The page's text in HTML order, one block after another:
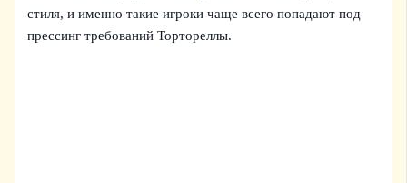
стиля, и именно такие игроки чаще всего попадают под
прессинг требований Тортореллы.